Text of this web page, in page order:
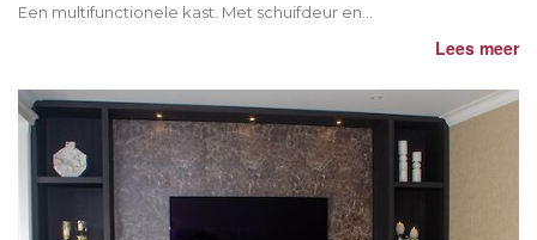
Een multifunctionele kast. Met schuifdeur en...
Lees meer